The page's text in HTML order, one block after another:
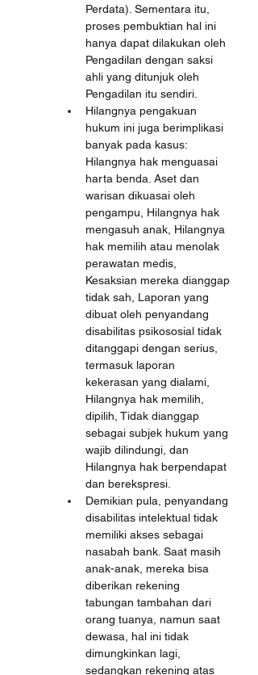
Perdata). Sementara itu,
proses pembuktian hal ini
hanya dapat dilakukan oleh
Pengadilan dengan saksi
ahli yang ditunjuk oleh
Pengadilan itu sendiri.
Hilangnya pengakuan
hukum ini juga berimplikasi
banyak pada kasus:
Hilangnya hak menguasai
harta benda. Aset dan
warisan dikuasai oleh
pengampu, Hilangnya hak
mengasuh anak, Hilangnya
hak memilih atau menolak
perawatan medis,
Kesaksian mereka dianggap
tidak sah, Laporan yang
dibuat oleh penyandang
disabilitas psikososial tidak
ditanggapi dengan serius,
termasuk laporan
kekerasan yang dialami,
Hilangnya hak memilih,
dipilih, Tidak dianggap
sebagai subjek hukum yang
wajib dilindungi, dan
Hilangnya hak berpendapat
dan berekspresi.
Demikian pula, penyandang
disabilitas intelektual tidak
memiliki akses sebagai
nasabah bank. Saat masih
anak-anak, mereka bisa
diberikan rekening
tabungan tambahan dari
orang tuanya, namun saat
dewasa, hal ini tidak
dimungkinkan lagi,
sedangkan rekening atas